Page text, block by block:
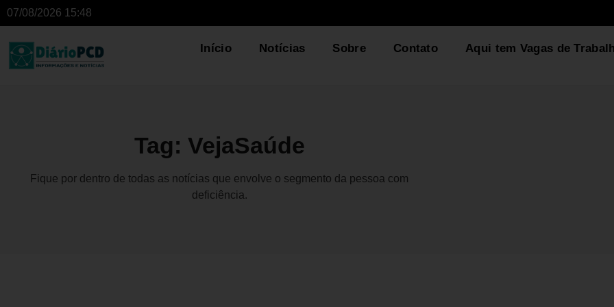
07/08/2026 15:48
Início Notícias Sobre Contato Aqui tem Vagas de
Tag: VejaSaúde
Fique por dentro de todas as notícias que envolve o segmento da pessoa com
deficiência.